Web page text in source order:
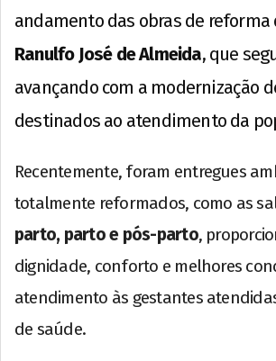
andamento das obras de reforma
Ranulfo José de Almeida, que
avançando com a modernização
destinados ao atendimento da
Recentemente, foram entregues
totalmente reformados, como as
parto, parto e pós-parto,
dignidade, conforto e melhores
atendimento às gestantes
de saúde.